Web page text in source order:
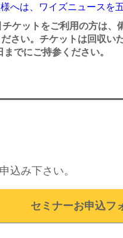
へは、ワイズニュースを
ケットをご利用の方は、
さい。チケットは回収い
でにご持参ください。
込み下さい。
セミナーお申込フ